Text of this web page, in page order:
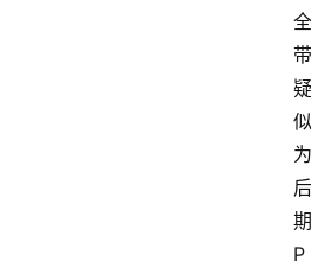
全
带
疑
似
为
后
期
P